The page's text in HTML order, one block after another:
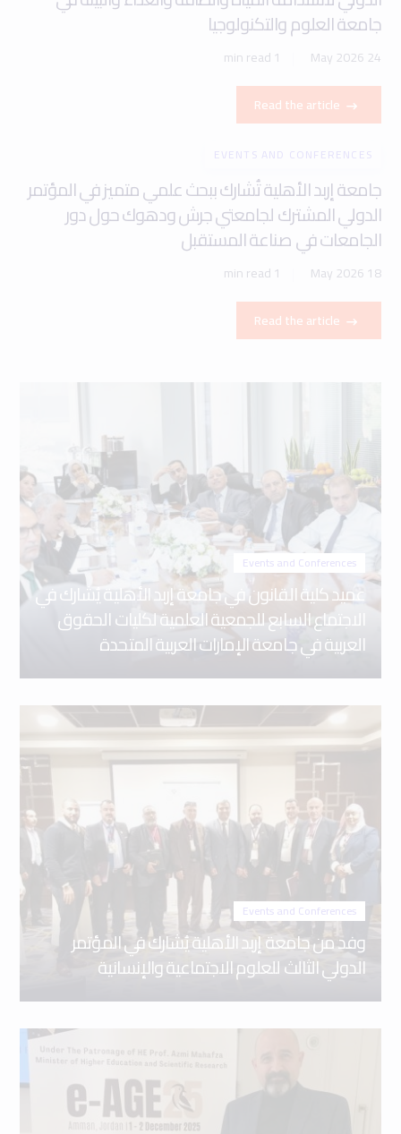
جامعة العلوم والتكنولوجيا
24 May 2026
1 min read
Read the article
EVENTS AND CONFERENCES
جامعة إربد الأهلية تُشارك ببحث علمي متميز في المؤتمر
الدولي المشترك لجامعتي جرش ودهوك حول دور
الجامعات في صناعة المستقبل
18 May 2026
1 min read
Read the article
Events and Conferences
عميد كلية القانون في جامعة إربد الأهلية يُشارك في
الاجتماع السابع للجمعية العلمية لكليات الحقوق
العربية في جامعة الإمارات العربية المتحدة
Events and Conferences
وفد من جامعة إربد الأهلية يُشارك في المؤتمر
الدولي الثالث للعلوم الاجتماعية والإنسانية